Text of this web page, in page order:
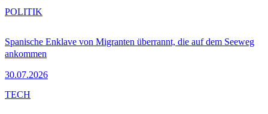
Spanische Enklave von Migranten überrannt, die auf dem Seeweg
ankommen
30.07.2026
POLITIK
TECH